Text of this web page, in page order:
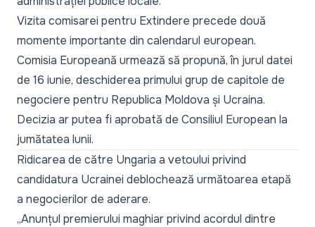
Vizita comisarei pentru Extindere precede două
momente importante din calendarul european.
Comisia Europeană urmează să propună, în jurul datei
de 16 iunie, deschiderea primului grup de capitole de
negociere pentru Republica Moldova și Ucraina.
Decizia ar putea fi aprobată de Consiliul European la
jumătatea lunii.
Ridicarea de către Ungaria a vetoului privind
candidatura Ucrainei deblochează următoarea etapă
a negocierilor de aderare.
„Anunțul premierului maghiar privind acordul dintre